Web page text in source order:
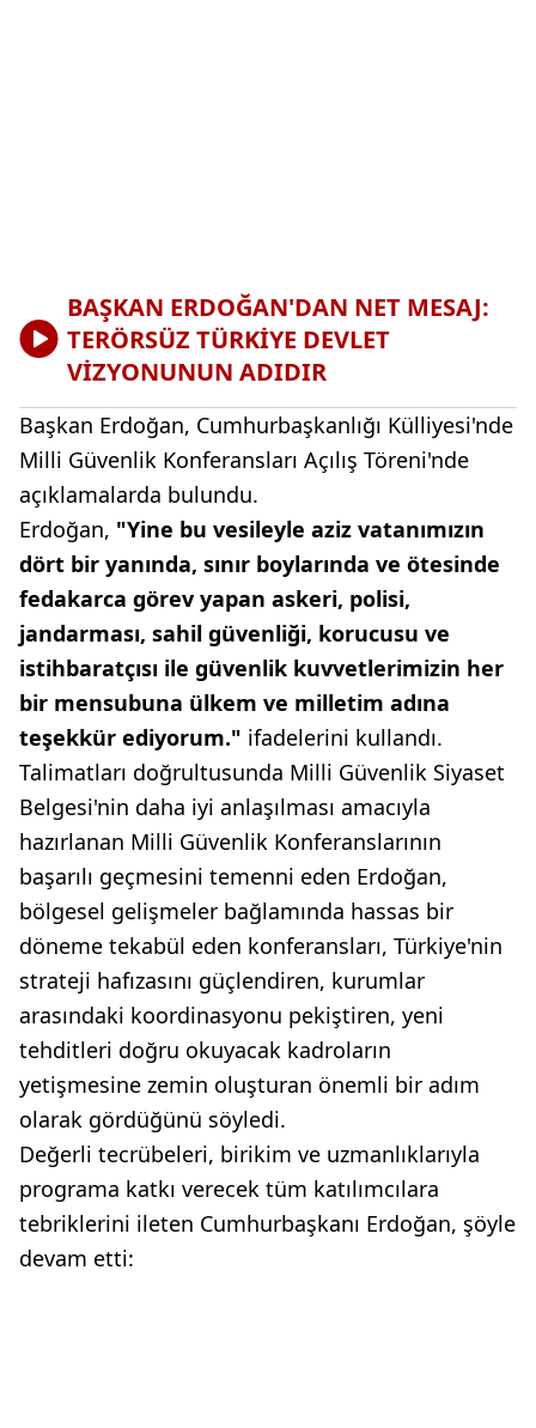
BAŞKAN ERDOĞAN'DAN NET MESAJ:
TERÖRSÜZ TÜRKİYE DEVLET
VİZYONUNUN ADIDIR
Başkan Erdoğan, Cumhurbaşkanlığı Külliyesi'nde
Milli Güvenlik Konferansları Açılış Töreni'nde
açıklamalarda bulundu.
Erdoğan, "Yine bu vesileyle aziz vatanımızın
dört bir yanında, sınır boylarında ve ötesinde
fedakarca görev yapan askeri, polisi,
jandarması, sahil güvenliği, korucusu ve
istihbaratçısı ile güvenlik kuvvetlerimizin her
bir mensubuna ülkem ve milletim adına
teşekkür ediyorum." ifadelerini kullandı.
Talimatları doğrultusunda Milli Güvenlik Siyaset
Belgesi'nin daha iyi anlaşılması amacıyla
hazırlanan Milli Güvenlik Konferanslarının
başarılı geçmesini temenni eden Erdoğan,
bölgesel gelişmeler bağlamında hassas bir
döneme tekabül eden konferansları, Türkiye'nin
strateji hafızasını güçlendiren, kurumlar
arasındaki koordinasyonu pekiştiren, yeni
tehditleri doğru okuyacak kadroların
yetişmesine zemin oluşturan önemli bir adım
olarak gördüğünü söyledi.
Değerli tecrübeleri, birikim ve uzmanlıklarıyla
programa katkı verecek tüm katılımcılara
tebriklerini ileten Cumhurbaşkanı Erdoğan, şöyle
devam etti: